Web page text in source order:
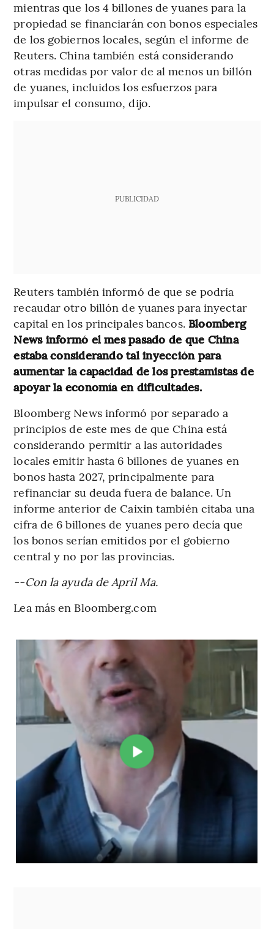
mientras que los 4 billones de yuanes para la
propiedad se financiarán con bonos especiales
de los gobiernos locales, según el informe de
Reuters. China también está considerando
otras medidas por valor de al menos un billón
de yuanes, incluidos los esfuerzos para
impulsar el consumo, dijo.
PUBLICIDAD
Reuters también informó de que se podría
recaudar otro billón de yuanes para inyectar
capital en los principales bancos. Bloomberg
News informó el mes pasado de que China
estaba considerando tal inyección para
aumentar la capacidad de los prestamistas de
apoyar la economía en dificultades.
Bloomberg News informó por separado a
principios de este mes de que China está
considerando permitir a las autoridades
locales emitir hasta 6 billones de yuanes en
bonos hasta 2027, principalmente para
refinanciar su deuda fuera de balance. Un
informe anterior de Caixin también citaba una
cifra de 6 billones de yuanes pero decía que
los bonos serían emitidos por el gobierno
central y no por las provincias.
--Con la ayuda de April Ma.
Lea más en Bloomberg.com